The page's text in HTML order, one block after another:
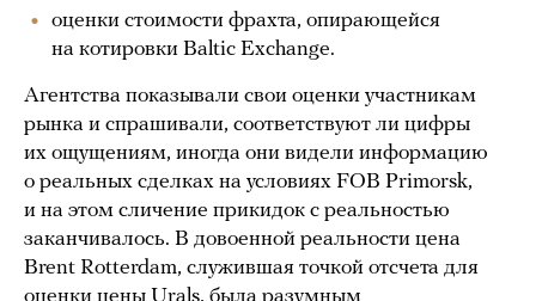
оценки стоимости фрахта, опирающейся
на котировки Baltic Exchange.
Агентства показывали свои оценки участникам
рынка и спрашивали, соответствуют ли цифры
их ощущениям, иногда они видели информацию
о реальных сделках на условиях FOB Primorsk,
и на этом сличение прикидок с реальностью
заканчивалось. В довоенной реальности цена
Brent Rotterdam, служившая точкой отсчета для